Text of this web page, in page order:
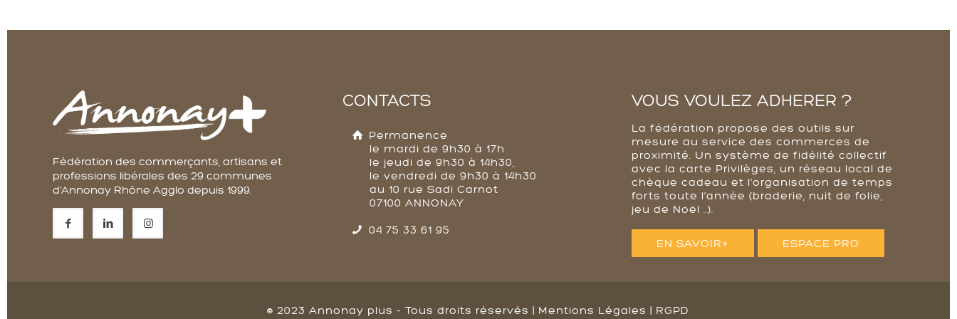
Fédération des commerçants, artisans et
professions libérales des 29 communes
d'Annonay Rhône Agglo depuis 1999.
CONTACTS
Permanence
le mardi de 9h30 à 17h
le jeudi de 9h30 à 14h30,
le vendredi de 9h30 à 14h30
au 10 rue Sadi Carnot
07100 ANNONAY
04 75 33 61 95
VOUS VOULEZ ADHERER ?
La fédération propose des outils sur
mesure au service des commerces de
proximité. Un système de fidélité collectif
avec la carte Privilèges, un réseau local de
chèque cadeau et l'organisation de temps
forts toute l’année (braderie, nuit de folie,
jeu de Noël ..).
EN SAVOIR+ ESPACE PRO
© 2023 Annonay plus - Tous droits réservés | Mentions Légales | RGPD